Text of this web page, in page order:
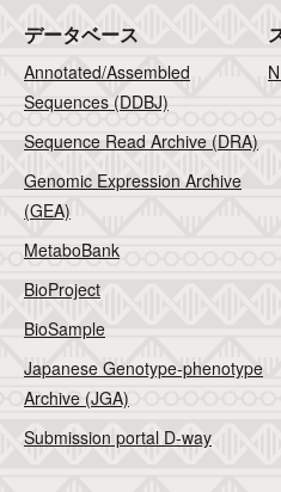
データベース
Annotated/Assembled
Sequences (DDBJ)
Sequence Read Archive (DRA)
Genomic Expression Archive
(GEA)
MetaboBank
BioProject
BioSample
Japanese Genotype-phenotype
Archive (JGA)
Submission portal D-way